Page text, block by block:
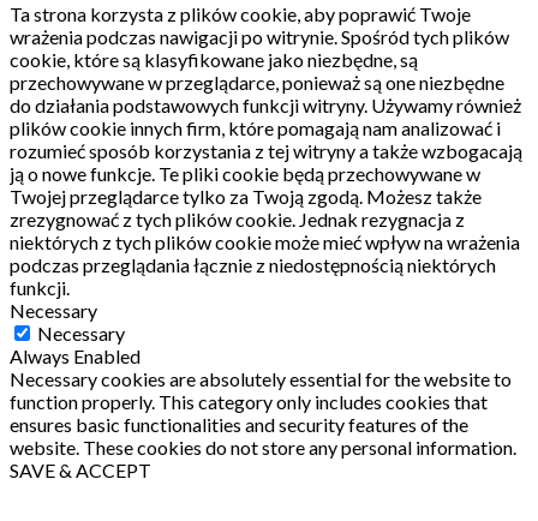
Ta strona korzysta z plików cookie, aby poprawić Twoje
wrażenia podczas nawigacji po witrynie. Spośród tych plików
cookie, które są klasyfikowane jako niezbędne, są
przechowywane w przeglądarce, ponieważ są one niezbędne
do działania podstawowych funkcji witryny. Używamy również
plików cookie innych firm, które pomagają nam analizować i
rozumieć sposób korzystania z tej witryny a także wzbogacają
ją o nowe funkcje. Te pliki cookie będą przechowywane w
Twojej przeglądarce tylko za Twoją zgodą. Możesz także
zrezygnować z tych plików cookie. Jednak rezygnacja z
niektórych z tych plików cookie może mieć wpływ na wrażenia
podczas przeglądania łącznie z niedostępnością niektórych
funkcji.
Necessary
Necessary
Always Enabled
Necessary cookies are absolutely essential for the website to
function properly. This category only includes cookies that
ensures basic functionalities and security features of the
website. These cookies do not store any personal information.
SAVE & ACCEPT